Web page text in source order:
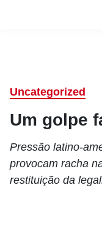
Uncategorized
Um golpe
Pressão latino-
provocam racha
restituição da